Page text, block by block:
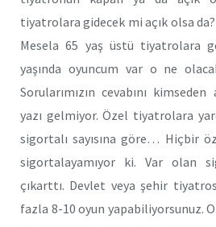
tiyatrolara gidecek mi açık olsa
Mesela 65 yaş üstü tiyatrolara
yaşında oyuncum var o ne
Sorularımızın cevabını
yazı gelmiyor. Özel tiyatrolara
sigortalı sayısına göre… Hiçbir
sigortalayamıyor ki. Var olan
çıkarttı. Devlet veya şehir
fazla 8-10 oyun yapabiliyorsunuz.